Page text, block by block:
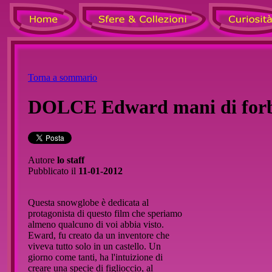
Torna a sommario
DOLCE Edward mani di
Autore lo staff
Pubblicato il 11-01-2012
Questa snowglobe è dedicata al
protagonista di questo film che speriamo
almeno qualcuno di voi abbia visto.
Eward, fu creato da un inventore che
viveva tutto solo in un castello. Un
giorno come tanti, ha l'intuizione di
creare una specie di figlioccio, al